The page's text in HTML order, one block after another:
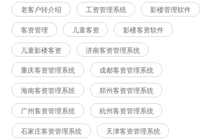
老客户转介绍 工资管理系统 影楼管理软件
客资管理 儿童客资 影楼客资软件
儿童影楼客资 济南客资管理系统
重庆客资管理系统 成都客资管理系统
海南客资管理系统 郑州客资管理系统
广州客资管理系统 杭州客资管理系统
石家庄客资管理系统 天津客资管理系统